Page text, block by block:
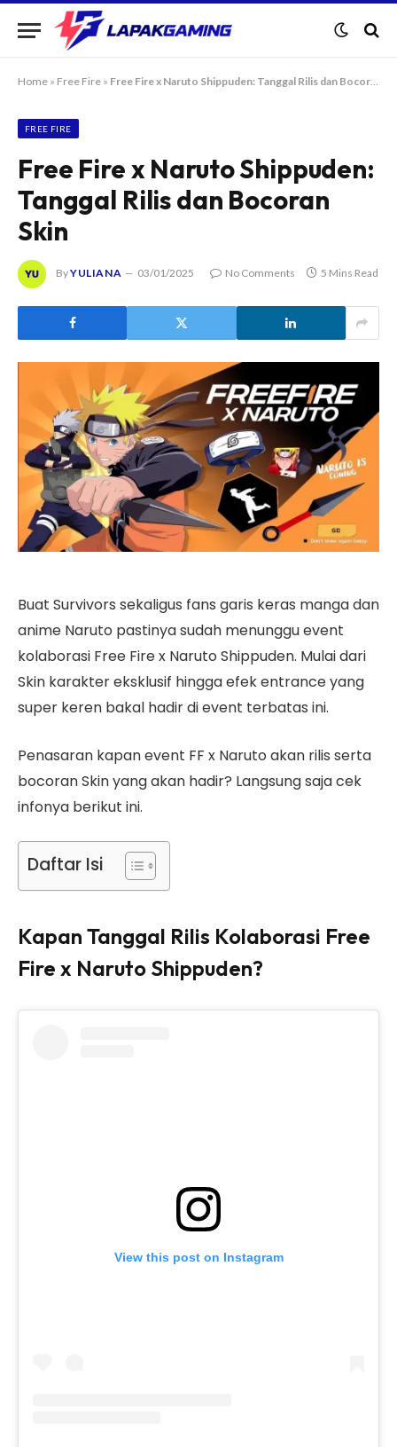
Home » Free Fire » Free Fire x Naruto Shippuden: Tanggal Rilis dan Bocoran Skin
FREE FIRE
Free Fire x Naruto Shippuden:
Tanggal Rilis dan Bocoran
Skin
ByYULIANA 03/01/2025 No Comments 5 Mins Read
Buat Survivors sekaligus fans garis keras manga dan
anime Naruto pastinya sudah menunggu event
kolaborasi Free Fire x Naruto Shippuden. Mulai dari
Skin karakter eksklusif hingga efek entrance yang
super keren bakal hadir di event terbatas ini.
Penasaran kapan event FF x Naruto akan rilis serta
bocoran Skin yang akan hadir? Langsung saja cek
infonya berikut ini.
Daftar Isi
Kapan Tanggal Rilis Kolaborasi Free
Fire x Naruto Shippuden?
View this post on Instagram